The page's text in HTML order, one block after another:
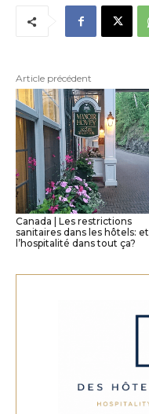
Article précédent
Canada | Les restrictions
sanitaires dans les hôtels: et
l’hospitalité dans tout ça?